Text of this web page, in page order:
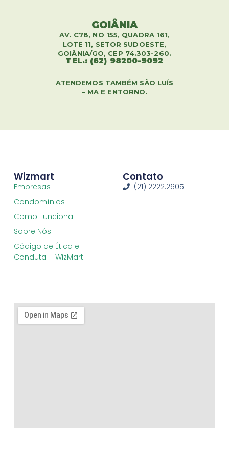
GOIÂNIA
AV. C78, NO 155, QUADRA 161,
LOTE 11, SETOR SUDOESTE,
GOIÂNIA/GO, CEP 74.303-260.
TEL.: (62) 98200-9092
ATENDEMOS TAMBÉM SÃO LUÍS
– MA E ENTORNO.
Wizmart
Empresas
Condomínios
Como Funciona
Sobre Nós
Código de Ética e
Conduta – WizMart
Contato
(21) 2222.2605